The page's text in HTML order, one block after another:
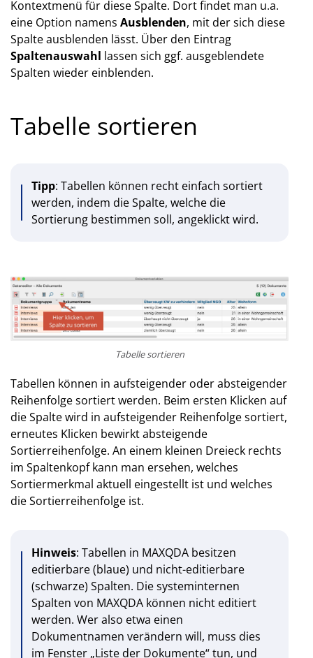
Kontextmenü für diese Spalte. Dort findet man u.a.
eine Option namens Ausblenden, mit der sich diese
Spalte ausblenden lässt. Über den Eintrag
Spaltenauswahl lassen sich ggf. ausgeblendete
Spalten wieder einblenden.
Tabelle sortieren
Tipp: Tabellen können recht einfach sortiert
werden, indem die Spalte, welche die
Sortierung bestimmen soll, angeklickt wird.
Tabelle sortieren
Tabellen können in aufsteigender oder absteigender
Reihenfolge sortiert werden. Beim ersten Klicken auf
die Spalte wird in aufsteigender Reihenfolge sortiert,
erneutes Klicken bewirkt absteigende
Sortierreihenfolge. An einem kleinen Dreieck rechts
im Spaltenkopf kann man ersehen, welches
Sortiermerkmal aktuell eingestellt ist und welches
die Sortierreihenfolge ist.
Hinweis: Tabellen in MAXQDA besitzen
editierbare (blaue) und nicht-editierbare
(schwarze) Spalten. Die systeminternen
Spalten von MAXQDA können nicht editiert
werden. Wer also etwa einen
Dokumentnamen verändern will, muss dies
im Fenster „Liste der Dokumente“ tun, und